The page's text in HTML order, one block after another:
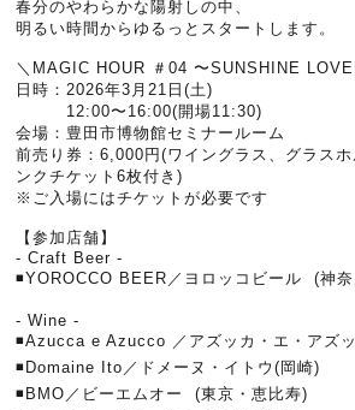
春分のやわらかな陽射しの中、
明るい時間からゆるっとスタートします。
＼MAGIC HOUR ＃04 〜SUNSHINE
日時：2026年3月21日(土)
12:00〜16:00(開場11:30)
会場：豊田市博物館セミナールーム
前売り券：6,000円(ワイングラス、グラス
ンクチケット6枚付き)
※ご入場にはチケットが必要です
【参加店舗】
- Craft Beer -
◾️YOROCCO BEER／ヨロッコビール (神
- Wine -
◾️Azucca e Azucco ／アズッカ・エ・アズ
◾️Domaine Ito／ドメーヌ・イトウ(岡崎)
◾️BMO／ビーエムオー (東京・恵比寿)